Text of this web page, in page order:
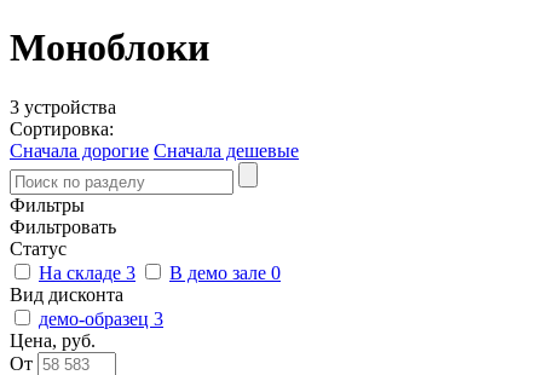
Моноблоки
3 устройства
Сортировка:
Сначала дорогие Сначала дешевые
Фильтры
Фильтровать
Статус
На складе 3 В демо зале 0
Вид дисконта
демо-образец 3
Цена, руб.
От